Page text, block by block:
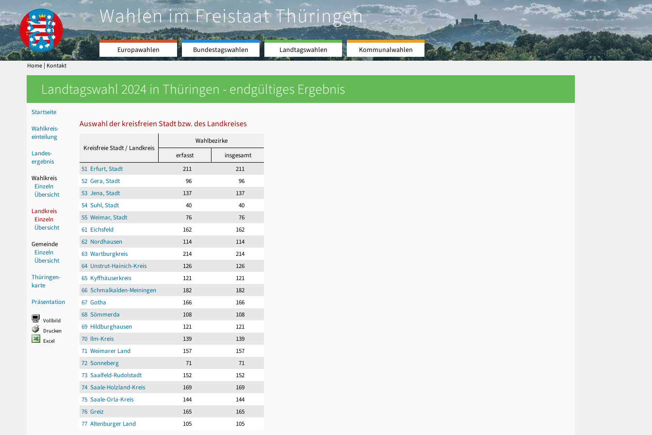
Wahlen im Freistaat Thüringen
Europawahlen Bundestagswahlen Landtagswahlen Kommunalwahlen
Home | Kontakt
Landtagswahl 2024 in Thüringen - endgültiges Ergebnis
Startseite
Wahlkreis-
einteilung
Landes-
ergebnis
Wahlkreis
Einzeln
Übersicht
Landkreis
Einzeln
Übersicht
Gemeinde
Einzeln
Übersicht
Thüringen-
karte
Präsentation
Vollbild
Drucken
Excel
Auswahl der kreisfreien Stadt bzw. des Landkreises
Kreisfreie Stadt / Landkreis
Wahlbezirke
erfasst
insgesamt
51 Erfurt, Stadt
211
211
52 Gera, Stadt
96
96
53 Jena, Stadt
137
137
54 Suhl, Stadt
40
40
55 Weimar, Stadt
76
76
61 Eichsfeld
162
162
62 Nordhausen
114
114
63 Wartburgkreis
214
214
64 Unstrut-Hainich-Kreis
126
126
65 Kyffhäuserkreis
121
121
66 Schmalkalden-Meiningen
182
182
67 Gotha
166
166
68 Sömmerda
108
108
69 Hildburghausen
121
121
70 Ilm-Kreis
139
139
71 Weimarer Land
157
157
72 Sonneberg
71
71
73 Saalfeld-Rudolstadt
152
152
74 Saale-Holzland-Kreis
169
169
75 Saale-Orla-Kreis
144
144
76 Greiz
165
165
77 Altenburger Land
105 105